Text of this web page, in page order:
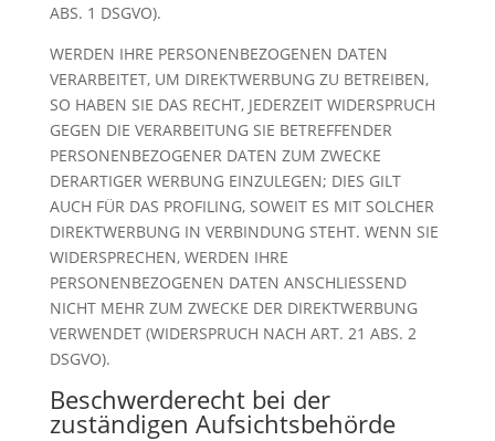
ABS. 1 DSGVO).
WERDEN IHRE PERSONENBEZOGENEN DATEN
VERARBEITET, UM DIREKTWERBUNG ZU BETREIBEN,
SO HABEN SIE DAS RECHT, JEDERZEIT WIDERSPRUCH
GEGEN DIE VERARBEITUNG SIE BETREFFENDER
PERSONENBEZOGENER DATEN ZUM ZWECKE
DERARTIGER WERBUNG EINZULEGEN; DIES GILT
AUCH FÜR DAS PROFILING, SOWEIT ES MIT SOLCHER
DIREKTWERBUNG IN VERBINDUNG STEHT. WENN SIE
WIDERSPRECHEN, WERDEN IHRE
PERSONENBEZOGENEN DATEN ANSCHLIESSEND
NICHT MEHR ZUM ZWECKE DER DIREKTWERBUNG
VERWENDET (WIDERSPRUCH NACH ART. 21 ABS. 2
DSGVO).
Beschwerde­recht bei der
zuständigen Aufsichts­behörde